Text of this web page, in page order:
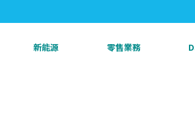
新能源 零售業務